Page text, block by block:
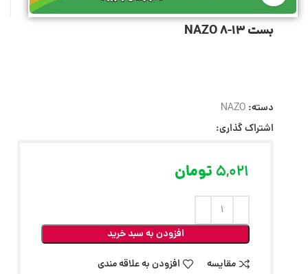
بست 13-8 NAZO
دسته: NAZO
اشتراک گذاری:
5,021 تومان
افزودن به سبد خرید
مقایسه
افزودن به علاقه مندی